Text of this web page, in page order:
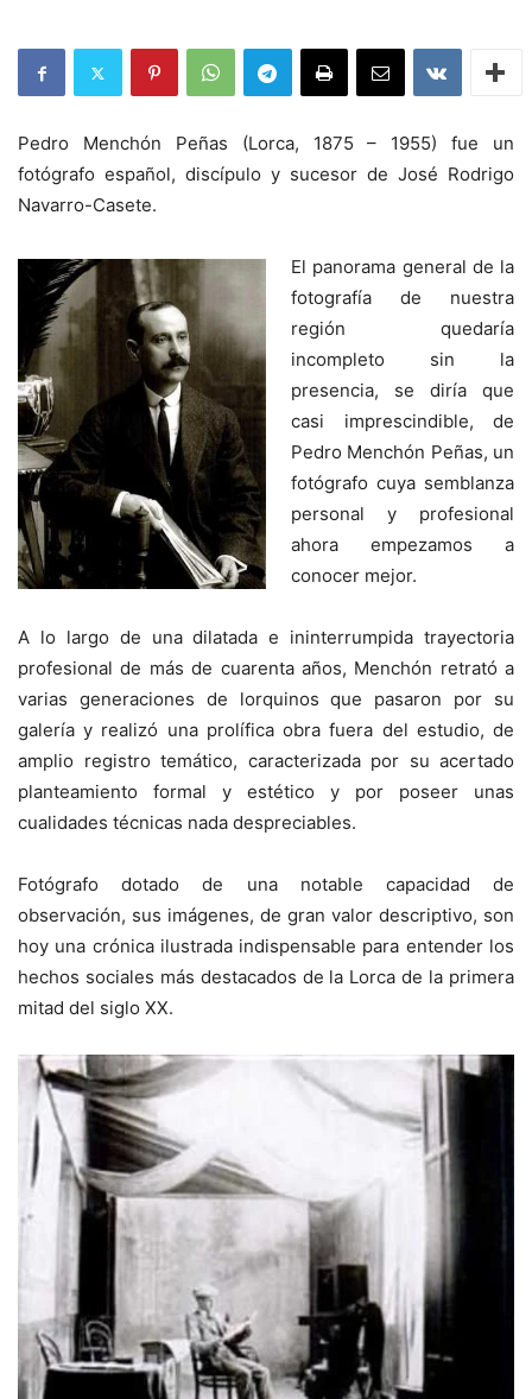
Pedro Menchón Peñas (Lorca, 1875 – 1955) fue un
fotógrafo español, discípulo y sucesor de José Rodrigo
Navarro-Casete.
El panorama general de la
fotografía de nuestra
región quedaría
incompleto sin la
presencia, se diría que
casi imprescindible, de
Pedro Menchón Peñas, un
fotógrafo cuya semblanza
personal y profesional
ahora empezamos a
conocer mejor.
A lo largo de una dilatada e ininterrumpida trayectoria
profesional de más de cuarenta años, Menchón retrató a
varias generaciones de lorquinos que pasaron por su
galería y realizó una prolífica obra fuera del estudio, de
amplio registro temático, caracterizada por su acertado
planteamiento formal y estético y por poseer unas
cualidades técnicas nada despreciables.
Fotógrafo dotado de una notable capacidad de
observación, sus imágenes, de gran valor descriptivo, son
hoy una crónica ilustrada indispensable para entender los
hechos sociales más destacados de la Lorca de la primera
mitad del siglo XX.